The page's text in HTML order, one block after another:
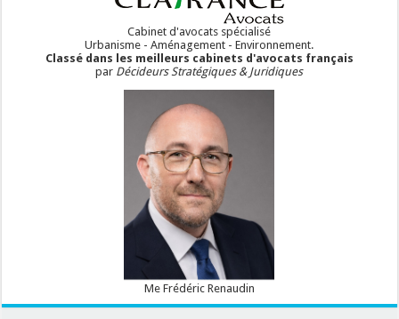
Cabinet d'avocats spécialisé
Urbanisme - Aménagement - Environnement.
Classé dans les meilleurs cabinets d'avocats français
par Décideurs Stratégiques & Juridiques
Me Frédéric Renaudin